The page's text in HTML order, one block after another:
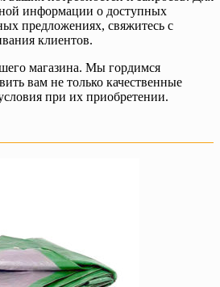
информации о доступных
предложениях, свяжитесь с
клиентов.
магазина. Мы гордимся
вам не только качественные
при их приобретении.